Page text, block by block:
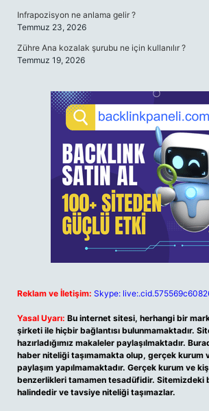
Infrapozisyon ne anlama gelir ?
Temmuz 23, 2026
Zühre Ana kozalak şurubu ne için kullanılır ?
Temmuz 19, 2026
Reklam ve İletişim: Skype:
Yasal Uyarı: Bu internet sitesi, herhangi bir
şirketi ile hiçbir bağlantısı bulunmamaktadır.
hazırladığımız makaleler paylaşılmaktadır.
haber niteliği taşımamakta olup, gerçek kurum
paylaşım yapılmamaktadır. Gerçek kurum ve
benzerlikleri tamamen tesadüfidir. Sitemizdeki
halindedir ve tavsiye niteliği taşımazlar.